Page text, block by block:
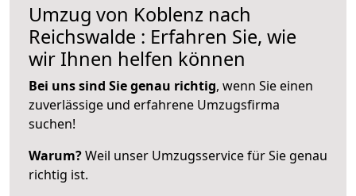
Umzug von Koblenz nach
Reichswalde : Erfahren Sie, wie
wir Ihnen helfen können
Bei uns sind Sie genau richtig, wenn Sie einen
zuverlässige und erfahrene Umzugsfirma
suchen!
Warum?Weil unser Umzugsservice für Sie genau
richtig ist.